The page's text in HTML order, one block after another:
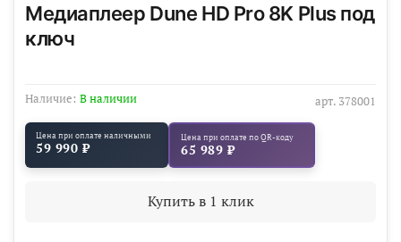
арт. 378001
Наличие: В наличии
Медиаплеер Dune HD Pro 8K Plus под
ключ
Цена при оплате наличными
59 990 ₽
Цена при оплате по QR-коду
65 989 ₽
Купить в 1 клик